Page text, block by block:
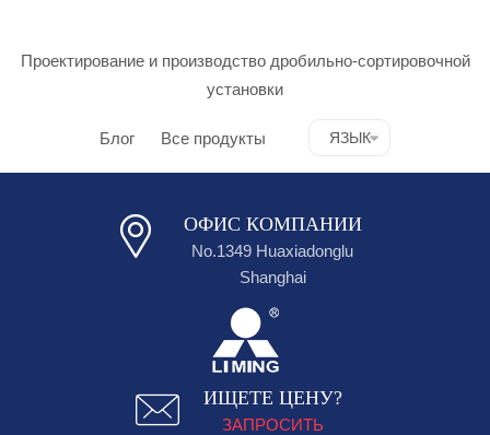
Проектирование и производство дробильно-сортировочной
установки
Блог Все продукты ЯЗЫК
ОФИС КОМПАНИИ
No.1349 Huaxiadonglu
Shanghai
ИЩЕТЕ ЦЕНУ?
ЗАПРОСИТЬ